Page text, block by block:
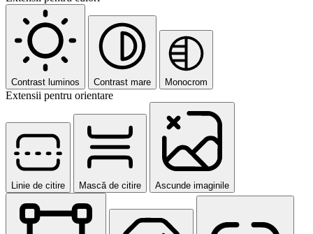
Contrast luminos Contrast mare Monocrom
Extensii pentru orientare
Linie de citire Mască de citire Ascunde imaginile